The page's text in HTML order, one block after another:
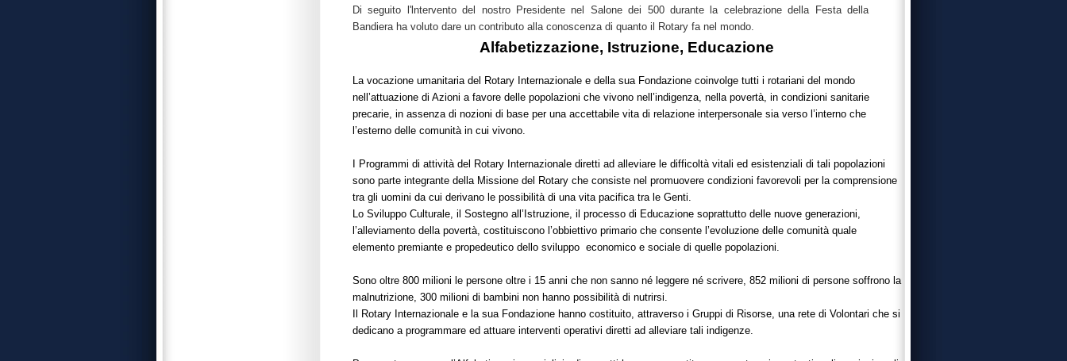
Di seguito l'lntervento del nostro Presidente nel Salone dei 500 durante la celebrazione della Festa della
Bandiera ha voluto dare un contributo alla conoscenza di quanto il Rotary fa nel mondo.
Alfabetizzazione, Istruzione, Educazione
La vocazione umanitaria del Rotary Internazionale e della sua Fondazione coinvolge tutti i rotariani del mondo
nell’attuazione di Azioni a favore delle popolazioni che vivono nell’indigenza, nella povertà, in condizioni sanitarie
precarie, in assenza di nozioni di base per una accettabile vita di relazione interpersonale sia verso l’interno che
l’esterno delle comunità in cui vivono.
I Programmi di attività del Rotary Internazionale diretti ad alleviare le difficoltà vitali ed esistenziali di tali popolazioni
sono parte integrante della Missione del Rotary che consiste nel promuovere condizioni favorevoli per la comprensione
tra gli uomini da cui derivano le possibilità di una vita pacifica tra le Genti.
Lo Sviluppo Culturale, il Sostegno all’Istruzione, il processo di Educazione soprattutto delle nuove generazioni,
l’alleviamento della povertà, costituiscono l’obbiettivo primario che consente l’evoluzione delle comunità quale
elemento premiante e propedeutico dello sviluppo economico e sociale di quelle popolazioni.
Sono oltre 800 milioni le persone oltre i 15 anni che non sanno né leggere né scrivere, 852 milioni di persone soffrono la
malnutrizione, 300 milioni di bambini non hanno possibilità di nutrirsi.
Il Rotary Internazionale e la sua Fondazione hanno costituito, attraverso i Gruppi di Risorse, una rete di Volontari che si
dedicano a programmare ed attuare interventi operativi diretti ad alleviare tali indigenze.